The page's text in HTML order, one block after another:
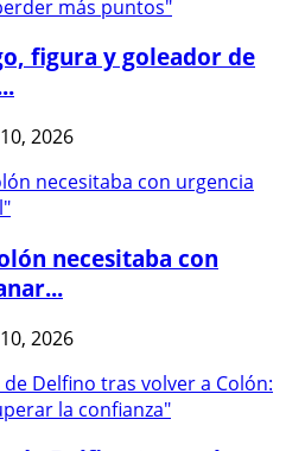
figura y goleador de
2026
necesitaba con
2026